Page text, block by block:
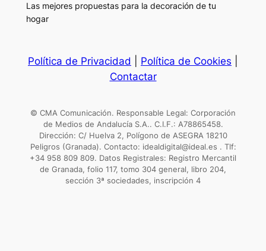
Las mejores propuestas para la decoración de tu
hogar
Política de Privacidad Política de Cookies
Contactar
© CMA Comunicación. Responsable Legal: Corporación
de Medios de Andalucía S.A.. C.I.F.: A78865458.
Dirección: C/ Huelva 2, Polígono de ASEGRA 18210
Peligros (Granada). Contacto: idealdigital@ideal.es . Tlf:
+34 958 809 809. Datos Registrales: Registro Mercantil
de Granada, folio 117, tomo 304 general, libro 204,
sección 3ª sociedades, inscripción 4